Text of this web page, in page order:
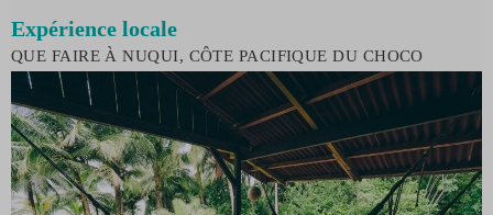
Expérience locale
QUE FAIRE À NUQUI, CÔTE PACIFIQUE DU CHOCO